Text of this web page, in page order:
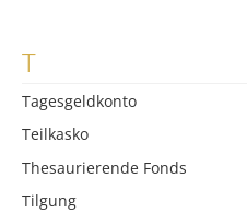
T
Tagesgeldkonto
Teilkasko
Thesaurierende Fonds
Tilgung